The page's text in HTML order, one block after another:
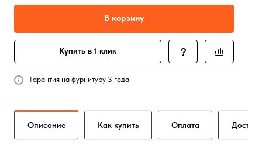
В корзину
Купить в 1 клик
Гарантия на фурнитуру 3 года
Описание Как купить Оплата